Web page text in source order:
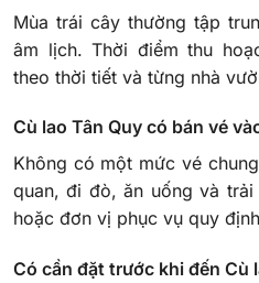
Mùa trái cây thường tập
âm lịch. Thời điểm thu
theo thời tiết và từng nhà
Cù lao Tân Quy có bán vé
Không có một mức vé
quan, đi đò, ăn uống và
hoặc đơn vị phục vụ quy
Có cần đặt trước khi đến Cù